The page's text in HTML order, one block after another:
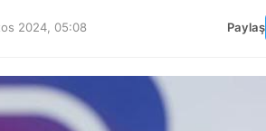
2024, 05:08 Paylaş